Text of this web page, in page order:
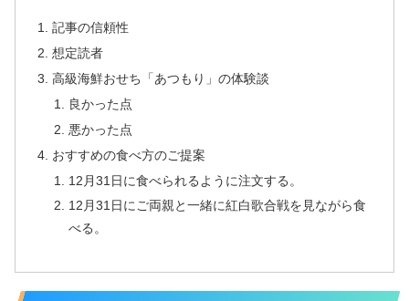
記事の信頼性
想定読者
高級海鮮おせち「あつもり」の体験談
良かった点
悪かった点
おすすめの食べ方のご提案
12月31日に食べられるように注文する。
12月31日にご両親と一緒に紅白歌合戦を見ながら食
べる。